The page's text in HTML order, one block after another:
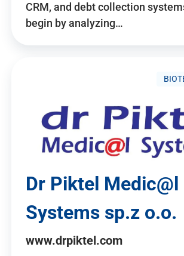
CRM, and debt collection
begin by analyzing…
Dr Piktel Medic@l
Systems sp.z o.o.
www.drpiktel.com